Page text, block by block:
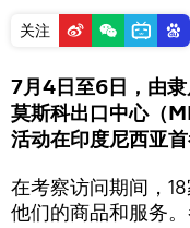
关注
7月4日至6日，由
莫斯科出口中心（
活动在印度尼西亚首
在考察访问期间，
他们的商品和服务